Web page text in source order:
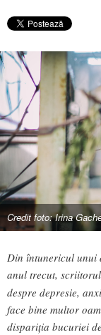
Credit foto: Irina
Din întunericul unui
anul trecut,
despre depresie,
face bine multor
dispariția bucuriei